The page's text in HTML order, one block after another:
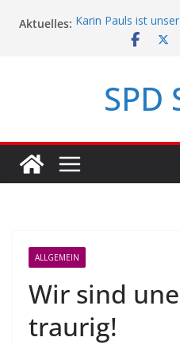
Inhalt
Aktuelles: Karin Pauls ist
Landtagswahl!
SPD Sögel-Umfrage
Politikerpaten-
SPD
ALLGEMEIN
Wir sind
traurig!